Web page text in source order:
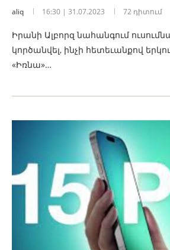
aliq 16:30 | 31.07.2023 72 դիտում
Իրանի Ալբորզ նահանգում
կործանվել, ինչի հետեւանքով
«Իռնա»…